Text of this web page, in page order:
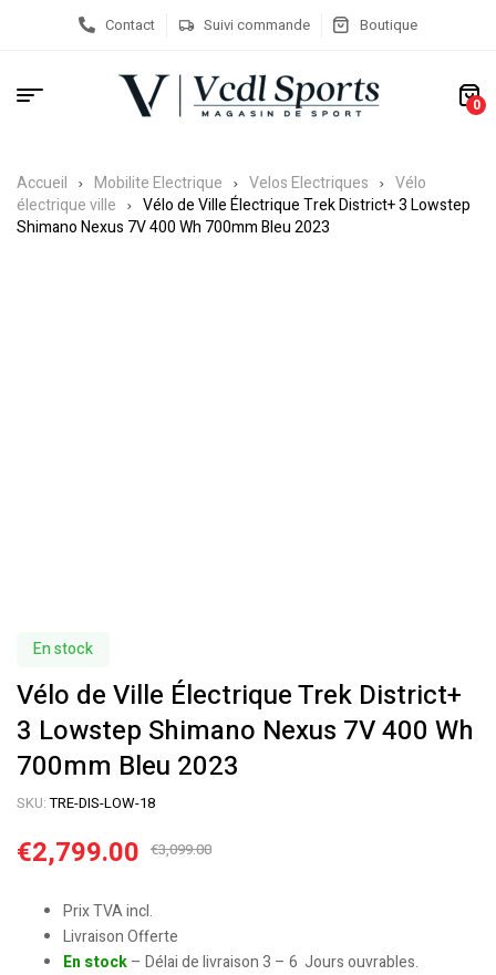
Contact Suivi commande Boutique
0
Accueil Mobilite Electrique Velos Electriques
Vélo
électrique ville
Vélo de Ville Électrique Trek District+ 3 Lowstep
Shimano Nexus 7V 400 Wh 700mm Bleu 2023
En stock
Vélo de Ville Électrique Trek District+
3 Lowstep Shimano Nexus 7V 400 Wh
700mm Bleu 2023
SKU:TRE-DIS-LOW-18
€3,099.00
€2,799.00
Prix TVA incl.
Livraison Offerte
En stock– Délai de livraison 3 – 6 Jours ouvrables.